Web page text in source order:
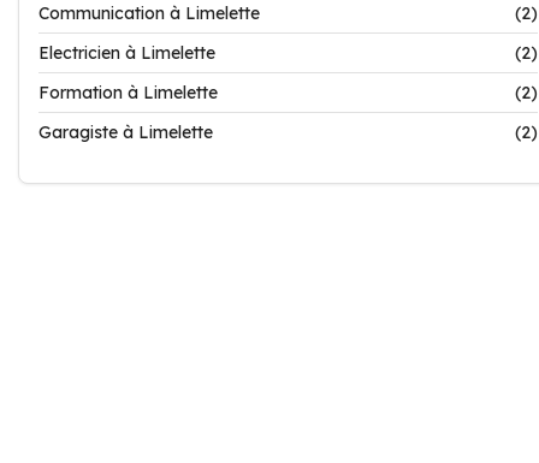
Communication à Limelette
(2)
Electricien à Limelette
(2)
Formation à Limelette
(2)
Garagiste à Limelette
(2)